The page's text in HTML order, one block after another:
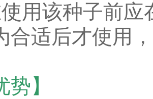
用该种子前
合适后才使用
势】